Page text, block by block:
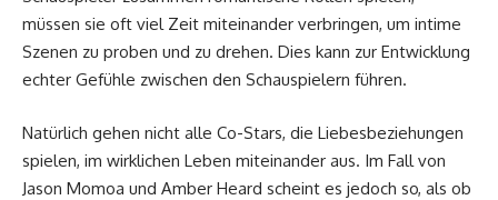
müssen sie oft viel Zeit miteinander verbringen, um intime
Szenen zu proben und zu drehen. Dies kann zur Entwicklung
echter Gefühle zwischen den Schauspielern führen.
Natürlich gehen nicht alle Co-Stars, die Liebesbeziehungen
spielen, im wirklichen Leben miteinander aus. Im Fall von
Jason Momoa und Amber Heard scheint es jedoch so, als ob